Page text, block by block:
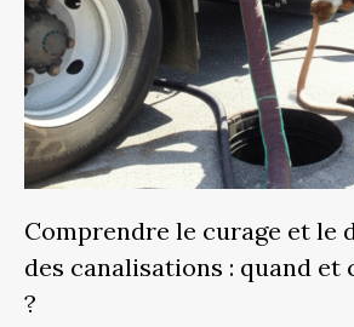
Comprendre le curage et le
des canalisations : quand et
?